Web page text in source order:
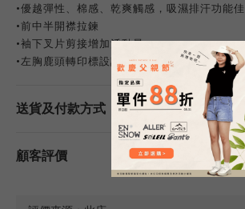
•優越彈性、棉感、乾爽觸感，吸濕排汗功能佳
•前中半開襟拉鍊
•袖下叉片剪接增加活動量
•左胸鹿頭轉印標設計
送貨及付款方式
顧客評價